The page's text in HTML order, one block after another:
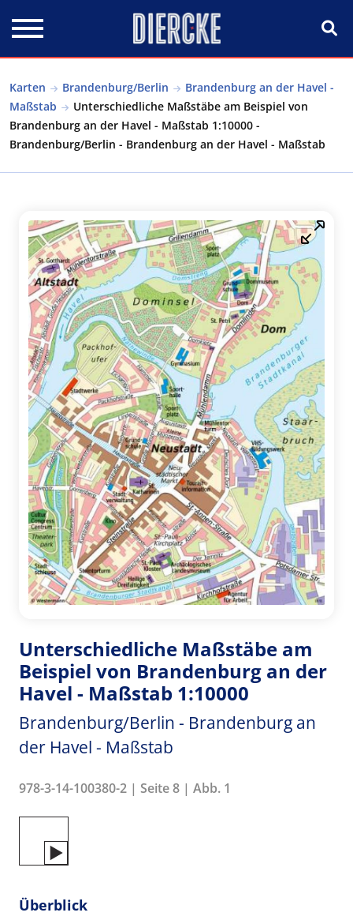
Karten Brandenburg/Berlin
Brandenburg an der Havel -
Maßstab
Unterschiedliche Maßstäbe am Beispiel von
Brandenburg an der Havel - Maßstab 1:10000 -
Brandenburg/Berlin - Brandenburg an der Havel - Maßstab
Unterschiedliche Maßstäbe am
Beispiel von Brandenburg an der
Havel - Maßstab 1:10000
Brandenburg/Berlin - Brandenburg an
der Havel - Maßstab
978-3-14-100380-2 | Seite 8 | Abb. 1
Überblick